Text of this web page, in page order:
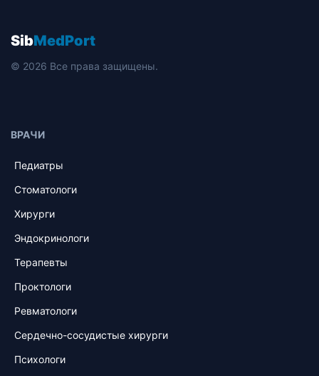
SibMedPort
© 2026 Все права защищены.
ВРАЧИ
Педиатры
Стоматологи
Хирурги
Эндокринологи
Терапевты
Проктологи
Ревматологи
Сердечно-сосудистые хирурги
Психологи